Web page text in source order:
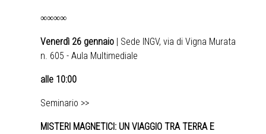
∞∞∞∞
Venerdì 26 gennaio | Sede INGV, via di Vigna Murata
n. 605 - Aula Multimediale
alle 10:00
Seminario >>
MISTERI MAGNETICI: UN VIAGGIO TRA TERRA E